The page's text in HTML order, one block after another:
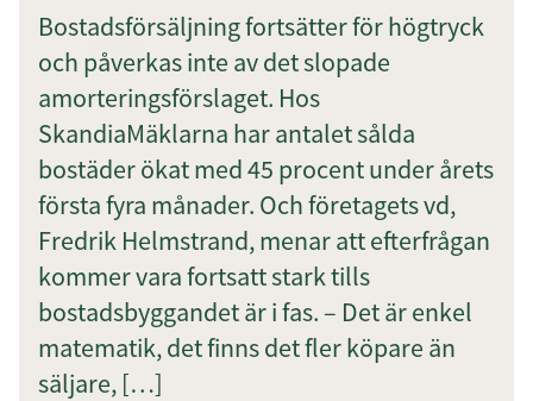
Bostadsförsäljning fortsätter för högtryck
och påverkas inte av det slopade
amorteringsförslaget. Hos
SkandiaMäklarna har antalet sålda
bostäder ökat med 45 procent under årets
första fyra månader. Och företagets vd,
Fredrik Helmstrand, menar att efterfrågan
kommer vara fortsatt stark tills
bostadsbyggandet är i fas. – Det är enkel
matematik, det finns det fler köpare än
säljare, […]
Prenumerera
Genom att klicka på "Prenumerera" ger du
samtycke till att vi sparar och använder dina
personuppgifter i enlighet med vår
integritetspolicy.